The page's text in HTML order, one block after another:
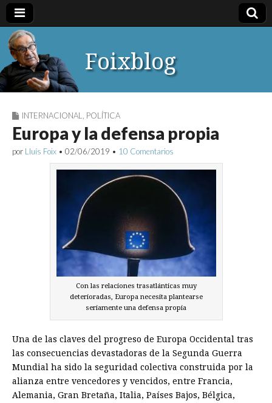
Foixblog
INTERNACIONAL POLÍTICA
Europa y la defensa propia
por Lluís Foix • 02/06/2019 • 10 Comentarios
Con las relaciones trasatlánticas muy
deterioradas, Europa necesita plantearse
seriamente una defensa propia
Una de las claves del progreso de Europa Occidental tras
las consecuencias devastadoras de la Segunda Guerra
Mundial ha sido la seguridad colectiva construida por la
alianza entre vencedores y vencidos, entre Francia,
Alemania, Gran Bretaña, Italia, Países Bajos, Bélgica,